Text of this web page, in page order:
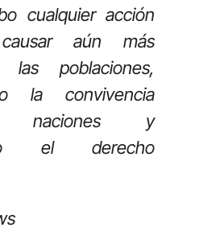
cualquier acción
aún más
poblaciones,
la convivencia
naciones y
el derecho